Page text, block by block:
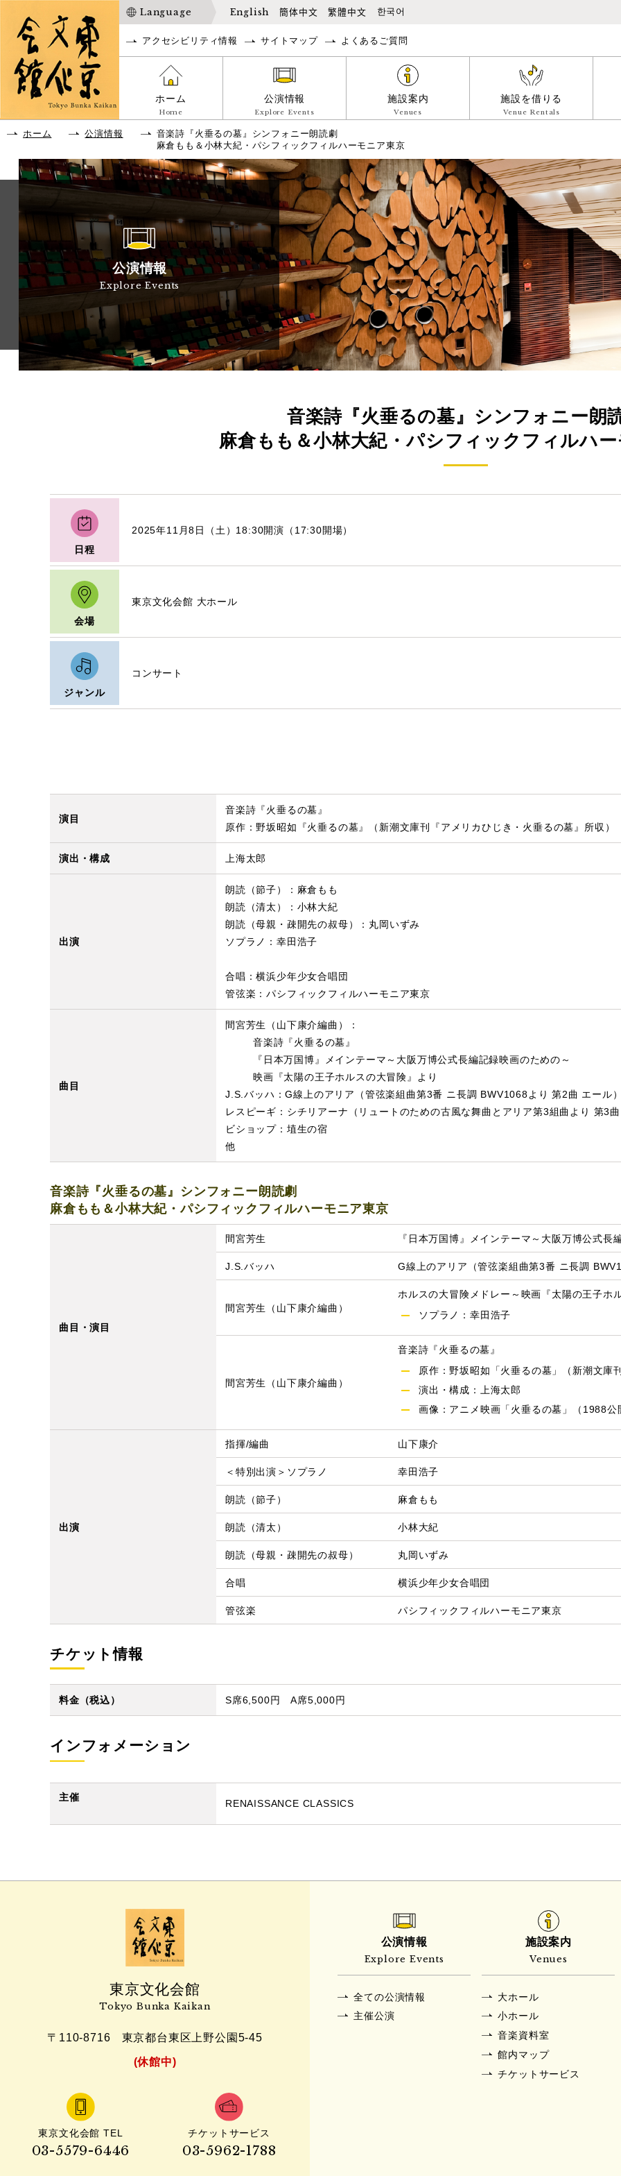
Language English 簡体中文 繁體中文 한국어
アクセシビリティ情報 サイトマップ よくあるご質問
ホーム
Home
公演情報
Explore Events
施設案内
Venues
施設を借りる
Venue Rentals
ホーム 公演情報
音楽詩『火垂るの墓』シンフォニー朗読劇
麻倉もも＆小林大紀・パシフィックフィルハーモニア東京
公演情報
Explore Events
音楽詩『火垂るの墓』シンフォニー朗
麻倉もも＆小林大紀・パシフィックフィルハ
日程
2025年11月8日（土）18:30開演（17:30開場）
会場
東京文化会館 大ホール
ジャンル
コンサート
演目
音楽詩『火垂るの墓』
原作：野坂昭如『火垂るの墓』（新潮文庫刊『アメリカひじき・火垂るの墓』所収）
演出・構成 上海太郎
出演
朗読（節子）：麻倉もも
朗読（清太）：小林大紀
朗読（母親・疎開先の叔母）：丸岡いずみ
ソプラノ：幸田浩子
合唱：横浜少年少女合唱団
管弦楽：パシフィックフィルハーモニア東京
曲目
間宮芳生（山下康介編曲）：
音楽詩『火垂るの墓』
『日本万国博』メインテーマ～大阪万博公式長編記録映画のための～
映画『太陽の王子ホルスの大冒険』より
J.S.バッハ：G線上のアリア（管弦楽組曲第3番 ニ長調 BWV1068より 第2曲 エール）
レスピーギ：シチリアーナ（リュートのための古風な舞曲とアリア第3組曲より 第3曲
ビショップ：埴生の宿
他
音楽詩『火垂るの墓』シンフォニー朗読劇
麻倉もも＆小林大紀・パシフィックフィルハーモニア東京
曲目・演目
間宮芳生 『日本万国博』メインテーマ～大阪万博公式長
J.S.バッハ G線上のアリア（管弦楽組曲第3番 ニ長調
間宮芳生（山下康介編曲）
ホルスの大冒険メドレー～映画『太陽の王子ホ
ソプラノ：幸田浩子
間宮芳生（山下康介編曲）
音楽詩『火垂るの墓』
原作：野坂昭如「火垂るの墓」（新潮文庫
演出・構成：上海太郎
画像：アニメ映画「火垂るの墓」（1988公
出演
指揮/編曲 山下康介
＜特別出演＞ソプラノ 幸田浩子
朗読（節子） 麻倉もも
朗読（清太） 小林大紀
朗読（母親・疎開先の叔母） 丸岡いずみ
合唱 横浜少年少女合唱団
管弦楽 パシフィックフィルハーモニア東京
チケット情報
料金（税込） S席6,500円 A席5,000円
インフォメーション
主催
RENAISSANCE CLASSICS
東京文化会館
Tokyo Bunka Kaikan
〒110-8716 東京都台東区上野公園5-45
(休館中)
東京文化会館 TEL
03-5579-6446
チケットサービス
03-5962-1788
公演情報
Explore Events
全ての公演情報
主催公演
施設案内
Venues
大ホール
小ホール
音楽資料室
館内マップ
チケットサービス